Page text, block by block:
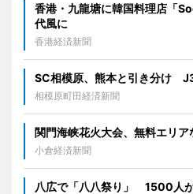
香港・九龍塘に韓国料理店「
代風に
香港経済新聞
SC相模原、熊本と引き分け
相模原町田経済新聞
関門海峡花火大会、無料エリ
小倉経済新聞
八広で「八八祭り」 1500人